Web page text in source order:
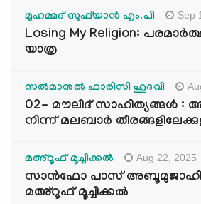
മുഹമ്മദ് സുഫ്‌യാൻ എം.പി Sep
Losing My Religion:
യാത്ര
സൽമാനുൽ ഫാരിസി ഹുദവി
02- മൗലിദ് സാഹിത്യങ്ങൾ
നിന്ന് മലബാർ
മഅ്റൂഫ് മൂച്ചിക്കല്‍ Aug 22, 2025
സാൻഫോ പാസ്
മഅ്റൂഫ് മൂച്ചിക്കല്‍